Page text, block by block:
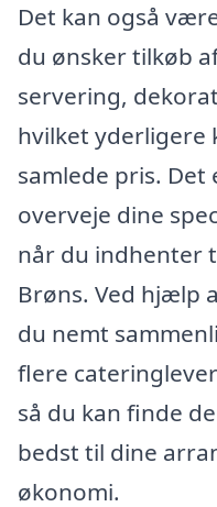
Det kan også
du ønsker tilkøb
servering,
hvilket yderligere
samlede pris.
overveje dine
når du indhenter
Brøns. Ved hjælp
du nemt
flere
så du kan finde
bedst til dine
økonomi.